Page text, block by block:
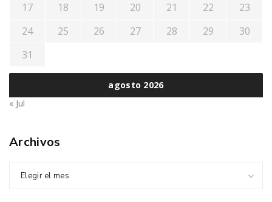
agosto 2026
17
18 19 20 21 22
23
24
25 26 27 28 29
30
31
« Jul
Archivos
Elegir el mes